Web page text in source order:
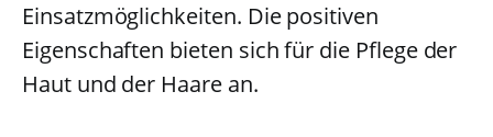
Einsatzmöglichkeiten. Die positiven
Eigenschaften bieten sich für die Pflege der
Haut und der Haare an.